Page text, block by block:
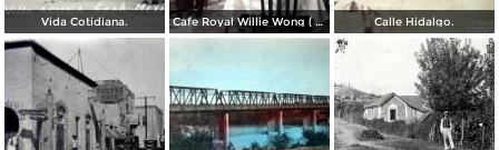
Vida Cotidiana. Cafe Royal Willie Wong ( Circulada el 3 de Agosto de 1942 ). Calle Hidalgo.